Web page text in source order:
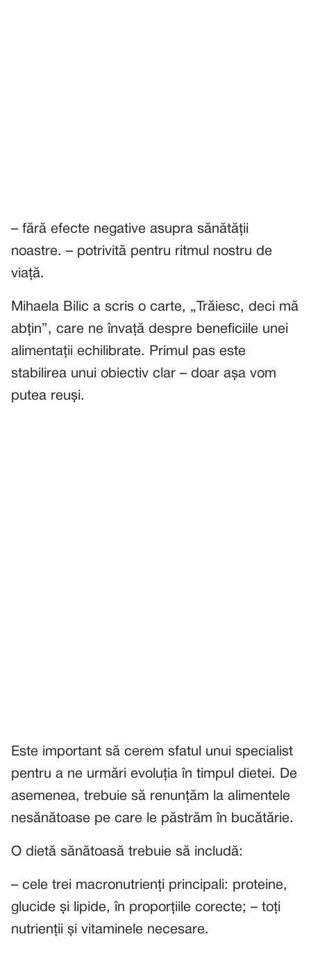
– fără efecte negative asupra sănătății
noastre. – potrivită pentru ritmul nostru de
viață.
Mihaela Bilic a scris o carte, „Trăiesc, deci mă
abțin”, care ne învață despre beneficiile unei
alimentații echilibrate. Primul pas este
stabilirea unui obiectiv clar – doar așa vom
putea reuși.
Este important să cerem sfatul unui specialist
pentru a ne urmări evoluția în timpul dietei. De
asemenea, trebuie să renunțăm la alimentele
nesănătoase pe care le păstrăm în bucătărie.
O dietă sănătoasă trebuie să includă:
– cele trei macronutrienți principali: proteine,
glucide și lipide, în proporțiile corecte; – toți
nutrienții și vitaminele necesare.